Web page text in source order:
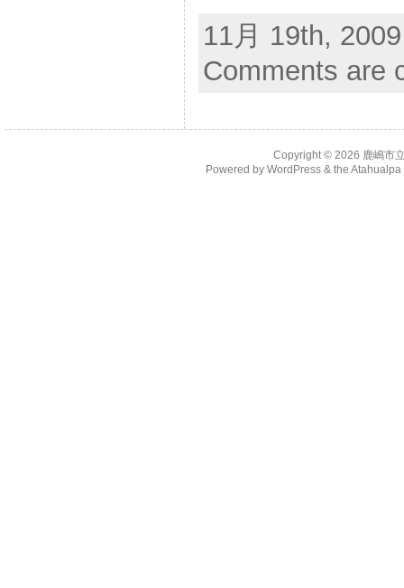
11月 19th,
Comments are
Copyright © 2026 鹿嶋市
Powered by WordPress& the Atahualpa